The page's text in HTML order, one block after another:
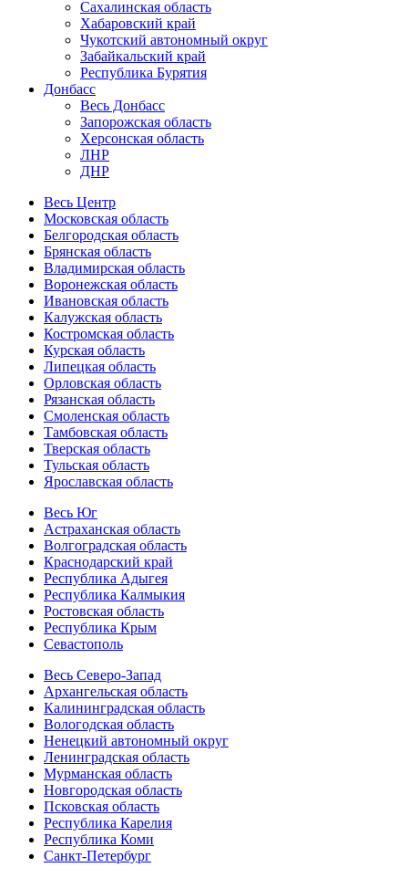
Сахалинская область
Хабаровский край
Чукотский автономный округ
Забайкальский край
Республика Бурятия
Донбасс
Весь Донбасс
Запорожская область
Херсонская область
ЛНР
ДНР
Весь Центр
Московская область
Белгородская область
Брянская область
Владимирская область
Воронежская область
Ивановская область
Калужская область
Костромская область
Курская область
Липецкая область
Орловская область
Рязанская область
Смоленская область
Тамбовская область
Тверская область
Тульская область
Ярославская область
Весь Юг
Астраханская область
Волгоградская область
Краснодарский край
Республика Адыгея
Республика Калмыкия
Ростовская область
Республика Крым
Севастополь
Весь Северо-Запад
Архангельская область
Калининградская область
Вологодская область
Ненецкий автономный округ
Ленинградская область
Мурманская область
Новгородская область
Псковская область
Республика Карелия
Республика Коми
Санкт-Петербург